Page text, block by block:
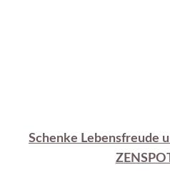
Schenke Lebensfreude